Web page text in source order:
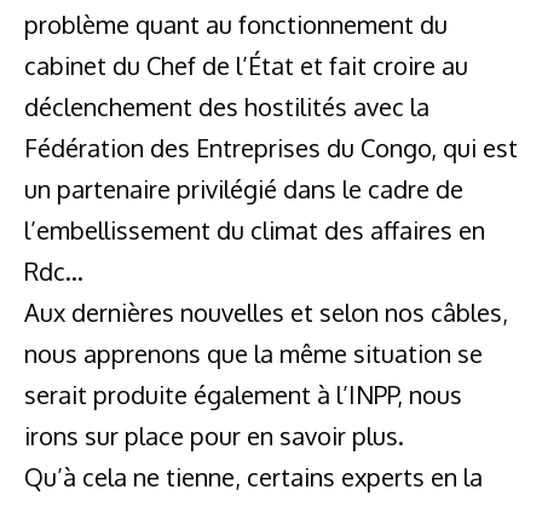
problème quant au fonctionnement du
cabinet du Chef de l’État et fait croire au
déclenchement des hostilités avec la
Fédération des Entreprises du Congo, qui est
un partenaire privilégié dans le cadre de
l’embellissement du climat des affaires en
Rdc…
Aux dernières nouvelles et selon nos câbles,
nous apprenons que la même situation se
serait produite également à l’INPP, nous
irons sur place pour en savoir plus.
Qu’à cela ne tienne, certains experts en la